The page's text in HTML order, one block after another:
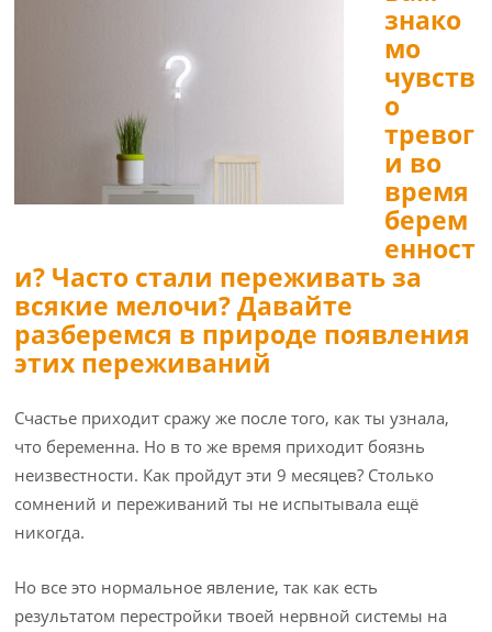
знако
мо
чувств
о
тревог
и во
время
берем
енност
и? Часто стали переживать за
всякие мелочи? Давайте
разберемся в природе появления
этих переживаний
Счастье приходит сражу же после того, как ты узнала,
что беременна. Но в то же время приходит боязнь
неизвестности. Как пройдут эти 9 месяцев? Столько
сомнений и переживаний ты не испытывала ещё
никогда.
Но все это нормальное явление, так как есть
результатом перестройки твоей нервной системы на